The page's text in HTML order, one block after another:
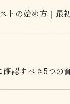
トの始め方｜最
認すべき5つの